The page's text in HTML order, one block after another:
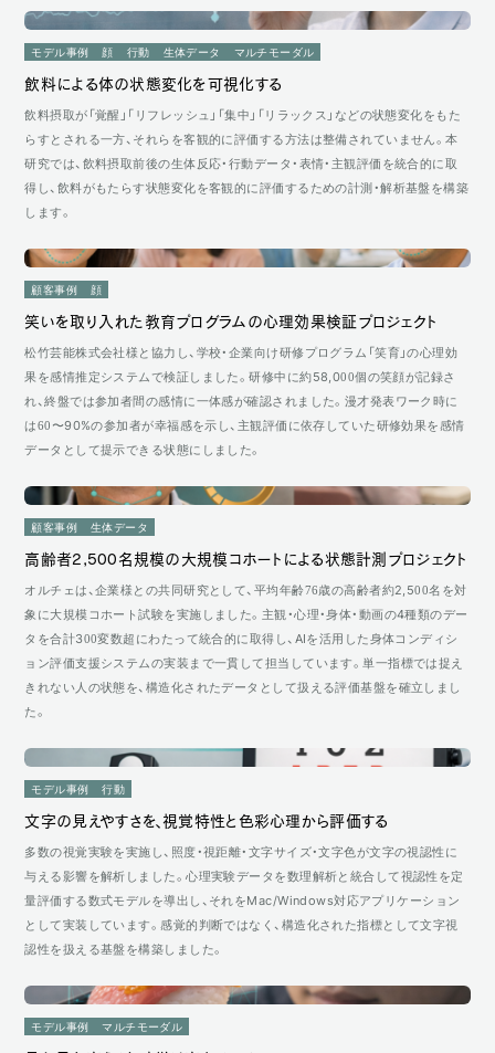
モデル事例 顔 行動 生体データ マルチモーダル
飲料による体の状態変化を可視化する
飲料摂取が「覚醒」「リフレッシュ」「集中」「リラックス」などの状態変化をもた
らすとされる一方、それらを客観的に評価する方法は整備されていません。本
研究では、飲料摂取前後の生体反応・行動データ・表情・主観評価を統合的に取
得し、飲料がもたらす状態変化を客観的に評価するための計測・解析基盤を構築
します。
顧客事例 顔
笑いを取り入れた教育プログラムの心理効果検証プロジェクト
松竹芸能株式会社様と協力し、学校・企業向け研修プログラム「笑育」の心理効
果を感情推定システムで検証しました。研修中に約58,000個の笑顔が記録さ
れ、終盤では参加者間の感情に一体感が確認されました。漫才発表ワーク時に
は60〜90%の参加者が幸福感を示し、主観評価に依存していた研修効果を感情
データとして提示できる状態にしました。
顧客事例 生体データ
高齢者2,500名規模の大規模コホートによる状態計測プロジェクト
オルチェは、企業様との共同研究として、平均年齢76歳の高齢者約2,500名を対
象に大規模コホート試験を実施しました。主観・心理・身体・動画の4種類のデー
タを合計300変数超にわたって統合的に取得し、AIを活用した身体コンディシ
ョン評価支援システムの実装まで一貫して担当しています。単一指標では捉え
きれない人の状態を、構造化されたデータとして扱える評価基盤を確立しまし
た。
モデル事例 行動
文字の見えやすさを、視覚特性と色彩心理から評価する
多数の視覚実験を実施し、照度・視距離・文字サイズ・文字色が文字の視認性に
与える影響を解析しました。心理実験データを数理解析と統合して視認性を定
量評価する数式モデルを導出し、それをMac/Windows対応アプリケーション
として実装しています。感覚的判断ではなく、構造化された指標として文字視
認性を扱える基盤を構築しました。
モデル事例 マルチモーダル